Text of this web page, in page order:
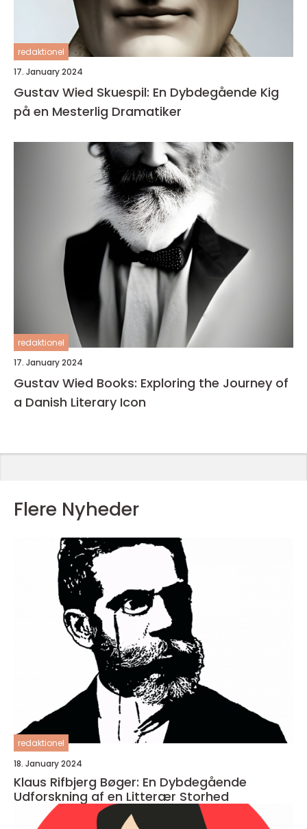
redaktionel
17. January 2024
Gustav Wied Skuespil: En Dybdegående Kig
på en Mesterlig Dramatiker
redaktionel
17. January 2024
Gustav Wied Books: Exploring the Journey of
a Danish Literary Icon
Flere Nyheder
redaktionel
18. January 2024
Klaus Rifbjerg Bøger: En Dybdegående
Udforskning af en Litterær Storhed